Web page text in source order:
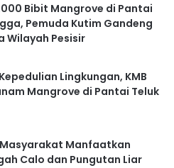
Bibit Mangrove di Pantai
Pemuda Kutim Gandeng
Wilayah Pesisir
Lingkungan, KMB
Mangrove di Pantai Teluk
Manfaatkan
Calo dan Pungutan Liar